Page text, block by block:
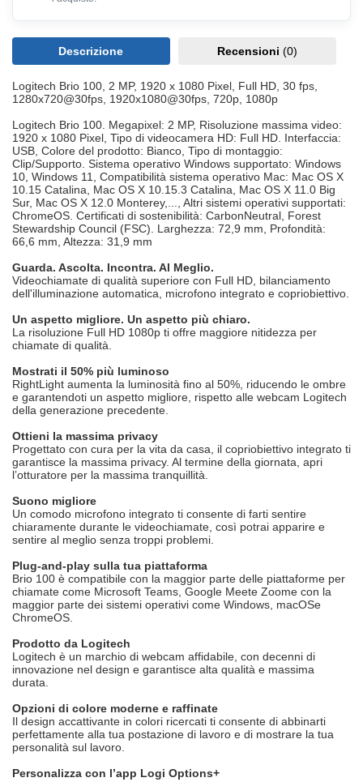
Descrizione Recensioni (0)
Logitech Brio 100, 2 MP, 1920 x 1080 Pixel, Full HD, 30 fps,
1280x720@30fps, 1920x1080@30fps, 720p, 1080p
Logitech Brio 100. Megapixel: 2 MP, Risoluzione massima video:
1920 x 1080 Pixel, Tipo di videocamera HD: Full HD. Interfaccia:
USB, Colore del prodotto: Bianco, Tipo di montaggio:
Clip/Supporto. Sistema operativo Windows supportato: Windows
10, Windows 11, Compatibilità sistema operativo Mac: Mac OS X
10.15 Catalina, Mac OS X 10.15.3 Catalina, Mac OS X 11.0 Big
Sur, Mac OS X 12.0 Monterey,..., Altri sistemi operativi supportati:
ChromeOS. Certificati di sostenibilità: CarbonNeutral, Forest
Stewardship Council (FSC). Larghezza: 72,9 mm, Profondità:
66,6 mm, Altezza: 31,9 mm
Guarda. Ascolta. Incontra. Al Meglio.
Videochiamate di qualità superiore con Full HD, bilanciamento
dell'illuminazione automatica, microfono integrato e copriobiettivo.
Un aspetto migliore. Un aspetto più chiaro.
La risoluzione Full HD 1080p ti offre maggiore nitidezza per
chiamate di qualità.
Mostrati il 50% più luminoso
RightLight aumenta la luminosità fino al 50%, riducendo le ombre
e garantendoti un aspetto migliore, rispetto alle webcam Logitech
della generazione precedente.
Ottieni la massima privacy
Progettato con cura per la vita da casa, il copriobiettivo integrato ti
garantisce la massima privacy. Al termine della giornata, apri
l’otturatore per la massima tranquillità.
Suono migliore
Un comodo microfono integrato ti consente di farti sentire
chiaramente durante le videochiamate, così potrai apparire e
sentire al meglio senza troppi problemi.
Plug-and-play sulla tua piattaforma
Brio 100 è compatibile con la maggior parte delle piattaforme per
chiamate come Microsoft Teams, Google Meete Zoome con la
maggior parte dei sistemi operativi come Windows, macOSe
ChromeOS.
Prodotto da Logitech
Logitech è un marchio di webcam affidabile, con decenni di
innovazione nel design e garantisce alta qualità e massima
durata.
Opzioni di colore moderne e raffinate
Il design accattivante in colori ricercati ti consente di abbinarti
perfettamente alla tua postazione di lavoro e di mostrare la tua
personalità sul lavoro.
Personalizza con l’app Logi Options+